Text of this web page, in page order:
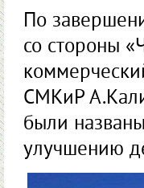
По
со стороны
СМКиР
были
улучшению